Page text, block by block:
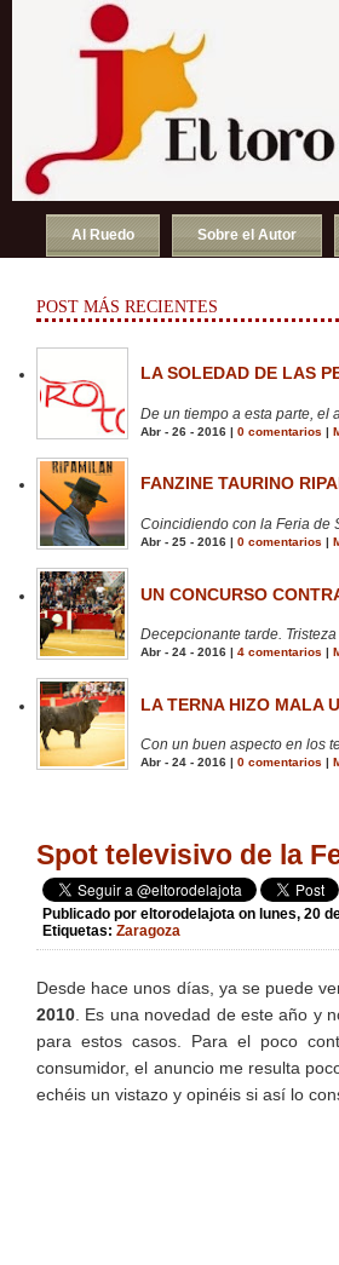
Al Ruedo Sobre el Autor
POST MÁS RECIENTES
LA SOLEDAD DE LAS
De un tiempo a esta parte, el
Abr - 26 - 2016 | 0 comentarios |
FANZINE TAURINO
Coincidiendo con la Feria de
Abr - 25 - 2016 | 0 comentarios |
UN CONCURSO
Decepcionante tarde.
Abr - 24 - 2016 | 4 comentarios |
LA TERNA HIZO MALA
Con un buen aspecto en los
Abr - 24 - 2016 | 0 comentarios
Spot televisivo de la
Publicado por eltorodelajota on lunes, 20
Etiquetas: Zaragoza
Desde hace unos días, ya se puede
2010 . Es una novedad de este año
para estos casos. Para el poco
consumidor, el anuncio me resulta
echéis un vistazo y opinéis si así lo